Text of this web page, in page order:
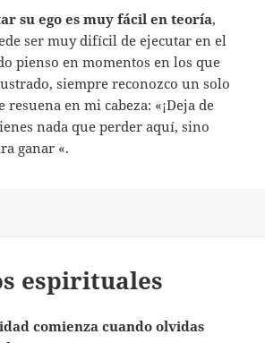
su ego es muy fácil en teoría,
ser muy difícil de ejecutar en el
pienso en momentos en los que
siempre reconozco un solo
resuena en mi cabeza: «¡Deja de
nada que perder aquí, sino
ganar «.
espirituales
comienza cuando olvidas